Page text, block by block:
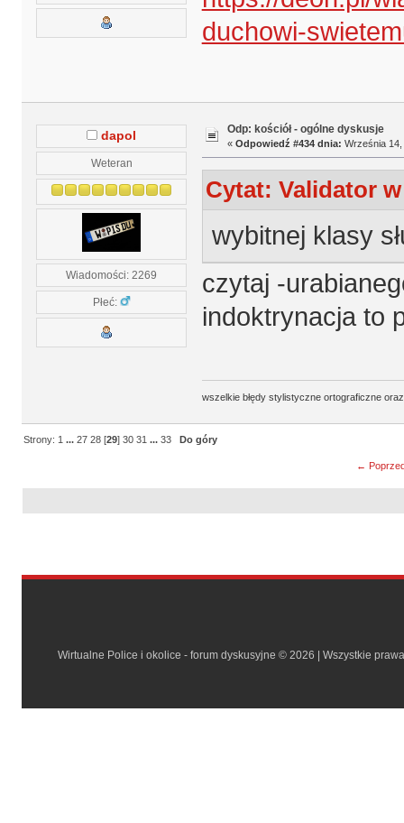
duchowi-
dapol
Weteran
Wiadomości: 2269
Płeć:
Odp: kościół - ogólne dyskusje
« Odpowiedź #434 dnia: Września 14,
Cytat: Validator
wybitnej klasy
czytaj -
indoktrynacja to
wszelkie błędy stylistyczne ortograficzne
Strony: 1 ...27 28 [29]30 31 ...33 Do góry
←
Wirtualne Police i okolice - forum dyskusyjne © 2026 | Wszystkie